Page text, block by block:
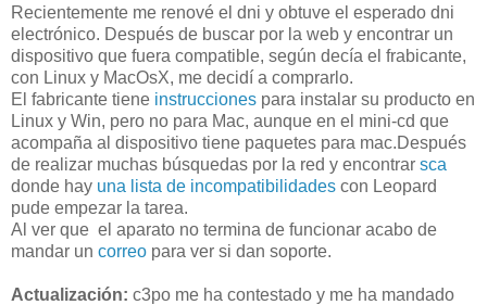
Recientemente me renové el dni y obtuve el esperado dni
electrónico. Después de buscar por la web y encontrar un
dispositivo que fuera compatible, según decía el frabicante,
con Linux y MacOsX, me decidí a comprarlo.
El fabricante tiene instrucciones para instalar su producto en
Linux y Win, pero no para Mac, aunque en el mini-cd que
acompaña al dispositivo tiene paquetes para mac.Después
de realizar muchas búsquedas por la red y encontrar sca
donde hay una lista de incompatibilidades con Leopard
pude empezar la tarea.
Al ver que el aparato no termina de funcionar acabo de
mandar un correo para ver si dan soporte.
Actualización: c3po me ha contestado y me ha mandado